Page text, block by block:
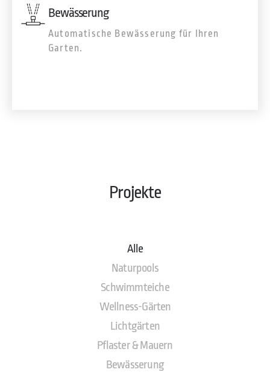
Bewässerung
Automatische Bewässerung für Ihren
Garten.
Projekte
Alle
Naturpools
Schwimmteiche
Wellness-Gärten
Lichtgärten
Pflaster & Mauern
Bewässerung